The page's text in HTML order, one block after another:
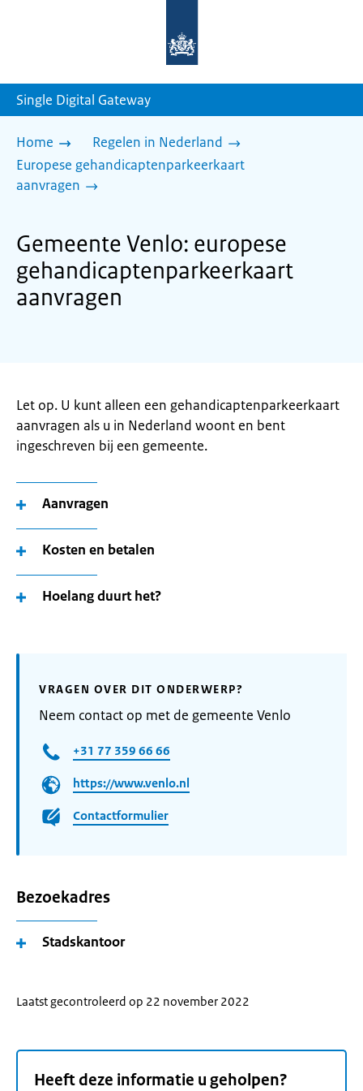
homepage
Single Digital Gateway
Home
Regelen in Nederland
Europese gehandicaptenparkeerkaart
aanvragen
Gemeente Venlo: europese
gehandicaptenparkeerkaart
aanvragen
Let op. U kunt alleen een gehandicaptenparkeerkaart
aanvragen als u in Nederland woont en bent
ingeschreven bij een gemeente.
Aanvragen
Kosten en betalen
Hoelang duurt het?
VRAGEN OVER DIT ONDERWERP?
Neem contact op met de gemeente Venlo
+31 77 359 66 66
https://www.venlo.nl
Contactformulier
Bezoekadres
Stadskantoor
Laatst gecontroleerd op 22 november 2022
Heeft deze informatie u geholpen?